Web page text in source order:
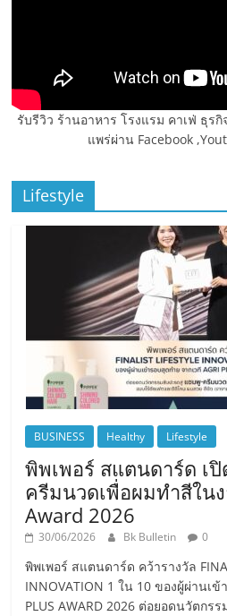
รับรีวิว ร้านอาหาร โรงแรม คาเฟ่ ธุรกิ
แพร่ผ่าน Facebook
Lifestyle
BUSINESS Healthy Lifestyle
พิพเพอร์ สแตนดาร์ด เ
ครีมนวดเพื่อผมทำสีใน
Award 2026
30/06/2026 Bk Bulletin 0
พิพเพอร์ สแตนดาร์ด คว้ารางวัล
INNOVATION 1 ใน 10 ของผู้ผ่านเข้
PLUS AWARD 2026 ต่อยอดนวัตก